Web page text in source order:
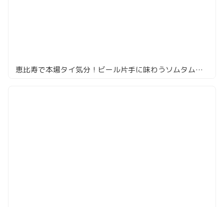
恵比寿で本場タイ気分！ビール片手に味わうソムタムとガイヤーン